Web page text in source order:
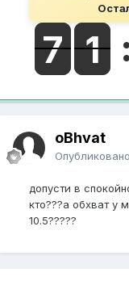
oBhvat
Опубликовано
допусти в
кто???а обхват у
10.5?????